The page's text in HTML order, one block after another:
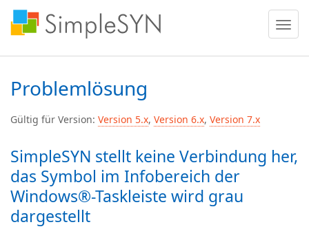
Menü
ein
oder
Problemlösung
Gültig für Version: Version 5.x, Version 6.x, Version 7.x
SimpleSYN stellt keine Verbindung her,
das Symbol im Infobereich der
Windows®-Taskleiste wird grau
dargestellt